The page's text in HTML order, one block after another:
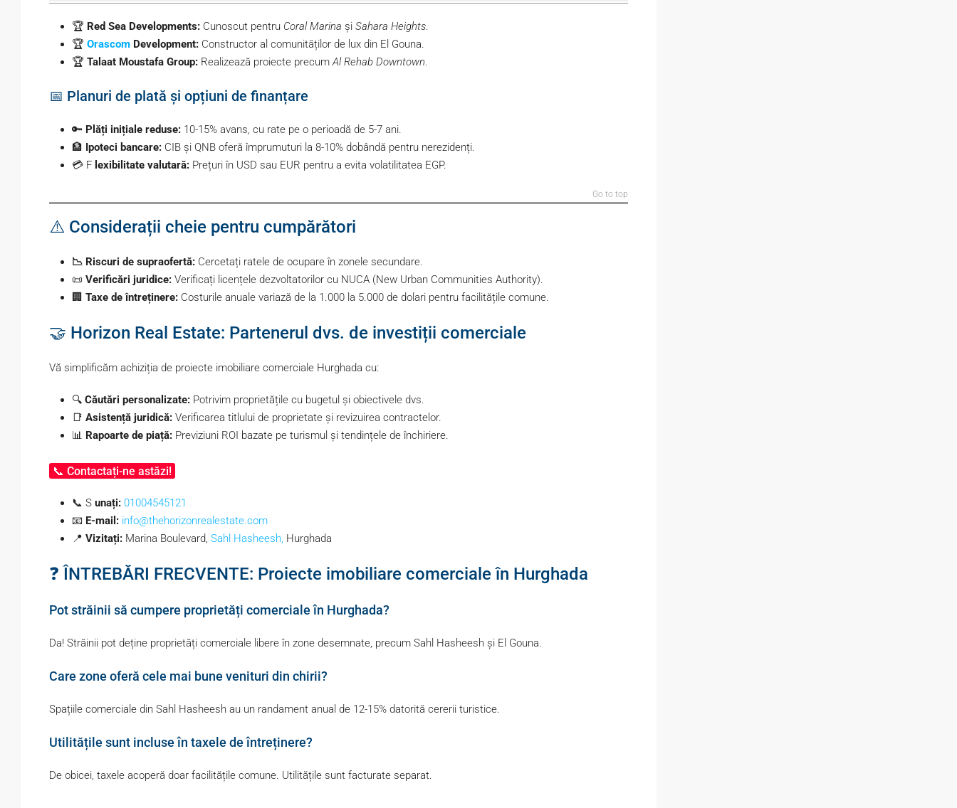
🏆 Red Sea Developments: Cunoscut pentru Coral Marina și Sahara Heights.
🏆 Orascom Development: Constructor al comunităților de lux din El Gouna.
🏆 Talaat Moustafa Group: Realizează proiecte precumAl Rehab Downtown.
📅 Planuri de plată și opțiuni de finanțare
🔑 Plăți inițiale reduse: 10-15% avans, cu rate pe o perioadă de 5-7 ani.
🏦 Ipoteci bancare: CIB și QNB oferă împrumuturi la 8-10% dobândă pentru nerezidenți.
💳 F lexibilitate valutară: Prețuri în USD sau EUR pentru a evita volatilitatea EGP.
Go to top
⚠️ Considerații cheie pentru cumpărători
📉 Riscuri de supraofertă: Cercetați ratele de ocupare în zonele secundare.
📜 Verificări juridice: Verificați licențele dezvoltatorilor cu NUCA (New Urban Communities Authority).
🏢 Taxe de întreținere: Costurile anuale variază de la 1.000 la 5.000 de dolari pentru facilitățile comune.
🤝 Horizon Real Estate: Partenerul dvs. de investiții comerciale
Vă simplificăm achiziția de proiecte imobiliare comerciale Hurghada cu:
🔍 Căutări personalizate: Potrivim proprietățile cu bugetul și obiectivele dvs.
📑 Asistență juridică: Verificarea titlului de proprietate și revizuirea contractelor.
📊 Rapoarte de piață: Previziuni ROI bazate pe turismul și tendințele de închiriere.
📞 Contactați-ne astăzi!
📞 S unați: 01004545121
📧 E-mail: info@thehorizonrealestate.com
📍 Vizitați: Marina Boulevard, Sahl Hasheesh, Hurghada
❓ ÎNTREBĂRI FRECVENTE: Proiecte imobiliare comerciale în Hurghada
Pot străinii să cumpere proprietăți comerciale în Hurghada?
Da! Străinii pot deține proprietăți comerciale libere în zone desemnate, precum Sahl Hasheesh și El Gouna.
Care zone oferă cele mai bune venituri din chirii?
Spațiile comerciale din Sahl Hasheesh au un randament anual de 12-15% datorită cererii turistice.
Utilitățile sunt incluse în taxele de întreținere?
De obicei, taxele acoperă doar facilitățile comune. Utilitățile sunt facturate separat.